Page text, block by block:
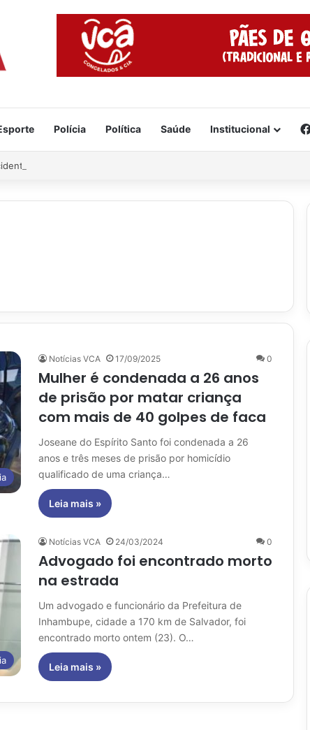
Polícia Política Saúde Institucional
Notícias VCA 17/09/2025 0
Mulher é condenada a 26 anos
de prisão por matar criança
com mais de 40 golpes de faca
Joseane do Espírito Santo foi condenada a 26
anos e três meses de prisão por homicídio
qualificado de uma criança…
Leia mais »
Notícias VCA 24/03/2024 0
Advogado foi encontrado morto
na estrada
Um advogado e funcionário da Prefeitura de
Inhambupe, cidade a 170 km de Salvador, foi
encontrado morto ontem (23). O…
Leia mais »